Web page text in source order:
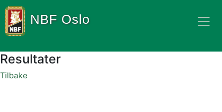
NBF Oslo
Resultater
Tilbake